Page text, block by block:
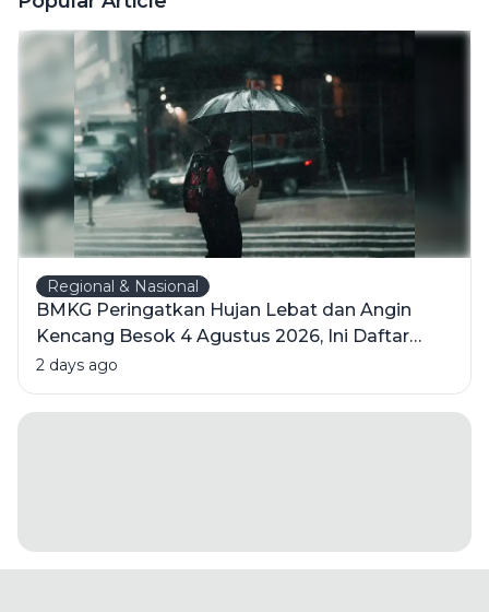
Regional & Nasional
BMKG Peringatkan Hujan Lebat dan Angin
Kencang Besok 4 Agustus 2026, Ini Daftar
Wilayahnya
2 days ago